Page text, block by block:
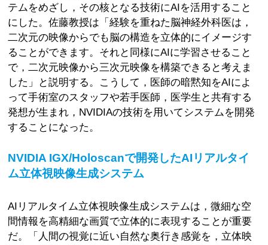
テムをめざし，その核となる技術にAIを活用すること
にした。佐藤教授は「経験を重ねた脳神経外科医は，
二次元の映像からでも脳の構造を立体的にイメージす
ることができます。それと同様にAIに学習させること
で，二次元映像から三次元映像を構築できると考えま
した」と説明する。こうして，医師の暗黙知をAIによ
って手術室のスタッフや若手医師，医学生と共有する
発想が生まれ，NVIDIAの技術を用いてシステムを開発
することになった。
NVIDIA IGX/Holoscanで開発したAIリアルタイ
ム立体視映像生成システム
AIリアルタイム立体視映像生成システムは，微細な空
間情報を高精細な画質で立体的に表現することが重要
だ。「人間の視覚に近い自然な奥行き感覚を，立体映